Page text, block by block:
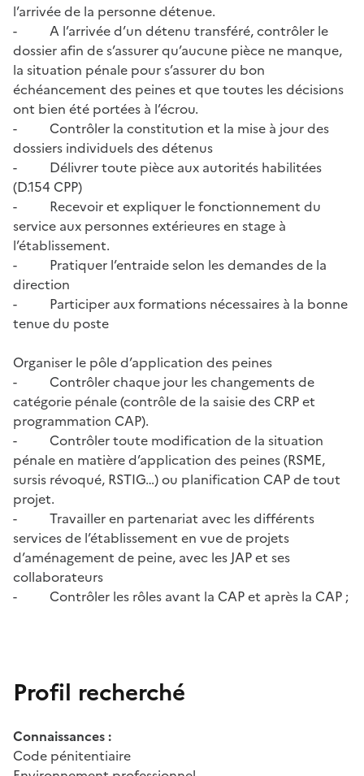
l’arrivée de la personne détenue.
- A l’arrivée d’un détenu transféré, contrôler le
dossier afin de s’assurer qu’aucune pièce ne manque,
la situation pénale pour s’assurer du bon
échéancement des peines et que toutes les décisions
ont bien été portées à l’écrou.
- Contrôler la constitution et la mise à jour des
dossiers individuels des détenus
- Délivrer toute pièce aux autorités habilitées
(D.154 CPP)
- Recevoir et expliquer le fonctionnement du
service aux personnes extérieures en stage à
l’établissement.
- Pratiquer l’entraide selon les demandes de la
direction
- Participer aux formations nécessaires à la bonne
tenue du poste
Organiser le pôle d’application des peines
- Contrôler chaque jour les changements de
catégorie pénale (contrôle de la saisie des CRP et
programmation CAP).
- Contrôler toute modification de la situation
pénale en matière d’application des peines (RSME,
sursis révoqué, RSTIG…) ou planification CAP de tout
projet.
- Travailler en partenariat avec les différents
services de l’établissement en vue de projets
d’aménagement de peine, avec les JAP et ses
collaborateurs
- Contrôler les rôles avant la CAP et après la CAP ;
Profil recherché
Connaissances :
Code pénitentiaire